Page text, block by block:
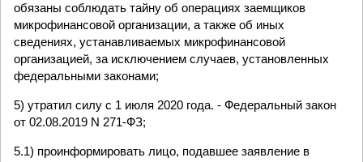
обязаны соблюдать тайну об операциях заемщиков
микрофинансовой организации, а также об иных
сведениях, устанавливаемых микрофинансовой
организацией, за исключением случаев, установленных
федеральными законами;
5) утратил силу с 1 июля 2020 года. - Федеральный закон
от 02.08.2019 N 271-ФЗ;
5.1) проинформировать лицо, подавшее заявление в